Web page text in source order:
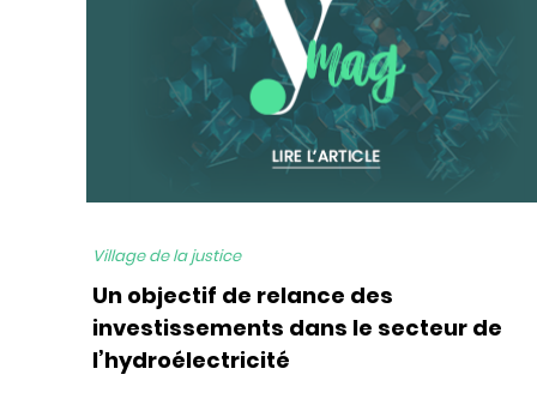
Village de la justice
Un objectif de relance des
investissements dans le secteur de
l’hydroélectricité